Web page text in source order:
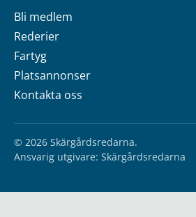
Bli medlem
Rederier
Fartyg
Platsannonser
Kontakta oss
© 2026 Skärgårdsredarna.
Ansvarig utgivare: Skärgårdsredarna